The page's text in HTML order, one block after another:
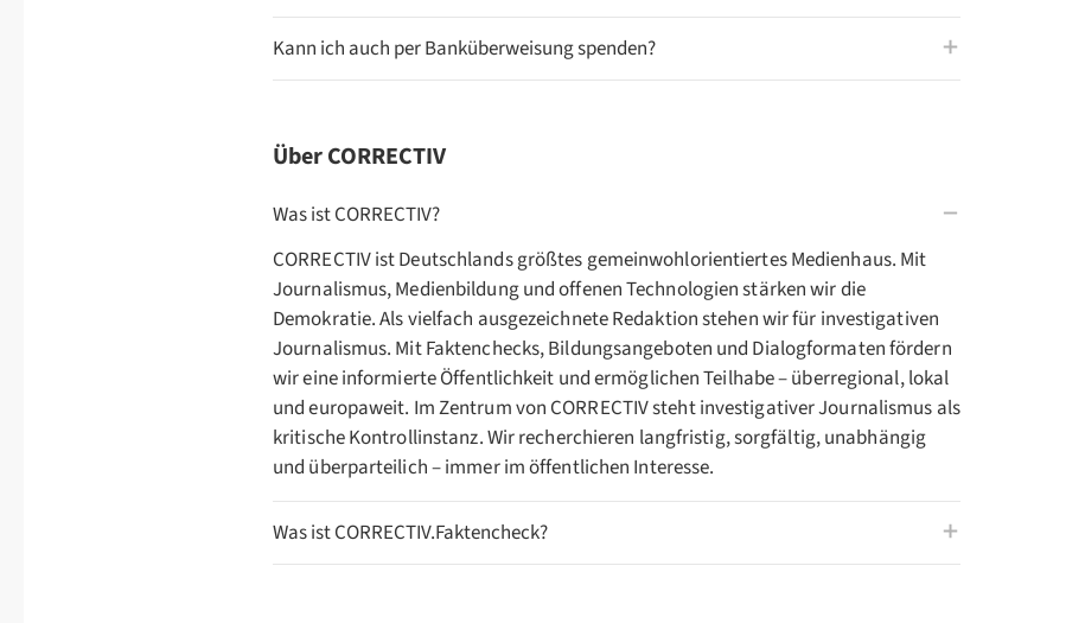
Kann ich auch per Banküberweisung spenden?
Über CORRECTIV
Was ist CORRECTIV?
CORRECTIV ist Deutschlands größtes gemeinwohlorientiertes Medienhaus. Mit
Journalismus, Medienbildung und offenen Technologien stärken wir die
Demokratie. Als vielfach ausgezeichnete Redaktion stehen wir für investigativen
Journalismus. Mit Faktenchecks, Bildungsangeboten und Dialogformaten fördern
wir eine informierte Öffentlichkeit und ermöglichen Teilhabe – überregional, lokal
und europaweit. Im Zentrum von CORRECTIV steht investigativer Journalismus als
kritische Kontrollinstanz. Wir recherchieren langfristig, sorgfältig, unabhängig
und überparteilich – immer im öffentlichen Interesse.
Was ist CORRECTIV.Faktencheck?